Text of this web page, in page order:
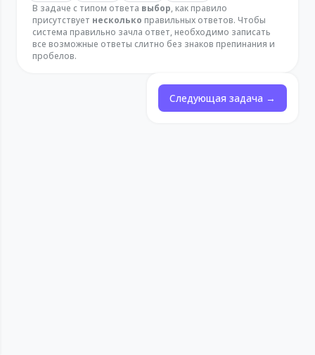
В задаче с типом ответа выбор, как правило
присутствует несколько правильных ответов. Чтобы
система правильно зачла ответ, необходимо записать
все возможные ответы слитно без знаков препинания и
пробелов.
Следующая задача →